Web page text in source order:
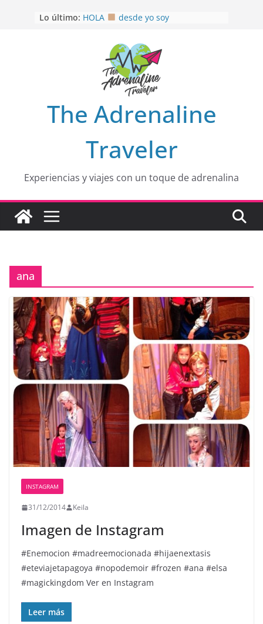
Lo último: HOLA
desde yo soy
EL SENDERO DEL CACAO: Excelente
opción
HOSPEDAJE AL NATURALSHH !!
OTRA PERSPECTIVA de RÍO EL
MULITO!
The Adrenaline
Traveler
Experiencias y viajes con un toque de adrenalina
ana
INSTAGRAM
31/12/2014 Keila
Imagen de Instagram
#Enemocion #madreemocionada #hijaenextasis
#eteviajetapagoya #nopodemoir #frozen #ana #elsa
#magickingdom Ver en Instagram
Leer más